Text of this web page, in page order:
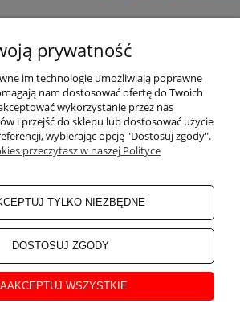
POMOC
KONKURSY
MOJE KONTO
I DOSTAWA
INFORMACJE
prywatność
im technologie umożliwiają poprawne
nam dostosować ofertę do Twoich
wykorzystanie przez nas
i przejść do sklepu lub dostosować użycie
wybierając opcję "Dostosuj zgody".
przeczytasz w naszej Polityce
TYLKO NIEZBĘDNE
DOSTOSUJ ZGODY
WSZYSTKIE